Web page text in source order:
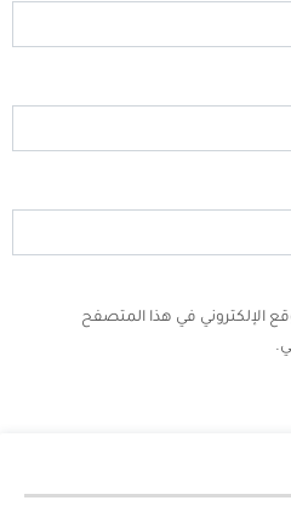
الإلكتروني في هذا المتصفح